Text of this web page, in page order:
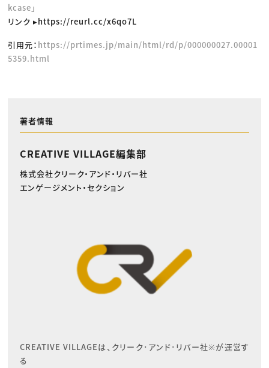
kcase」
リンク ▸https://reurl.cc/x6qo7L
引用元： https://prtimes.jp/main/html/rd/p/000000027.00001
5359.html
著者情報
CREATIVE VILLAGE編集部
株式会社クリーク・アンド・リバー社
エンゲージメント・セクション
CREATIVE VILLAGEは、クリーク･アンド･リバー社※が運営す
る